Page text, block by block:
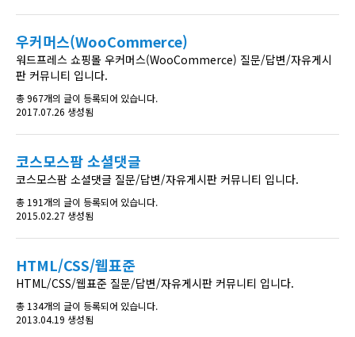
우커머스(WooCommerce)
워드프레스 쇼핑몰 우커머스(WooCommerce) 질문/답변/자유게시
판 커뮤니티 입니다.
총 967개의 글이 등록되어 있습니다.
2017.07.26 생성됨
코스모스팜 소셜댓글
코스모스팜 소셜댓글 질문/답변/자유게시판 커뮤니티 입니다.
총 191개의 글이 등록되어 있습니다.
2015.02.27 생성됨
HTML/CSS/웹표준
HTML/CSS/웹표준 질문/답변/자유게시판 커뮤니티 입니다.
총 134개의 글이 등록되어 있습니다.
2013.04.19 생성됨